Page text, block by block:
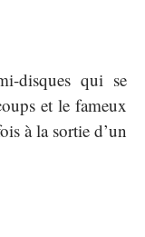
disques qui se
et le fameux
à la sortie d’un